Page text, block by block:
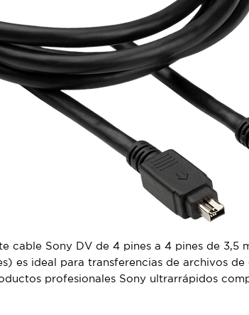
cable Sony DV de 4 pines a 4 pines de 3,5
es ideal para transferencias de archivos
profesionales Sony ultrarrápidos